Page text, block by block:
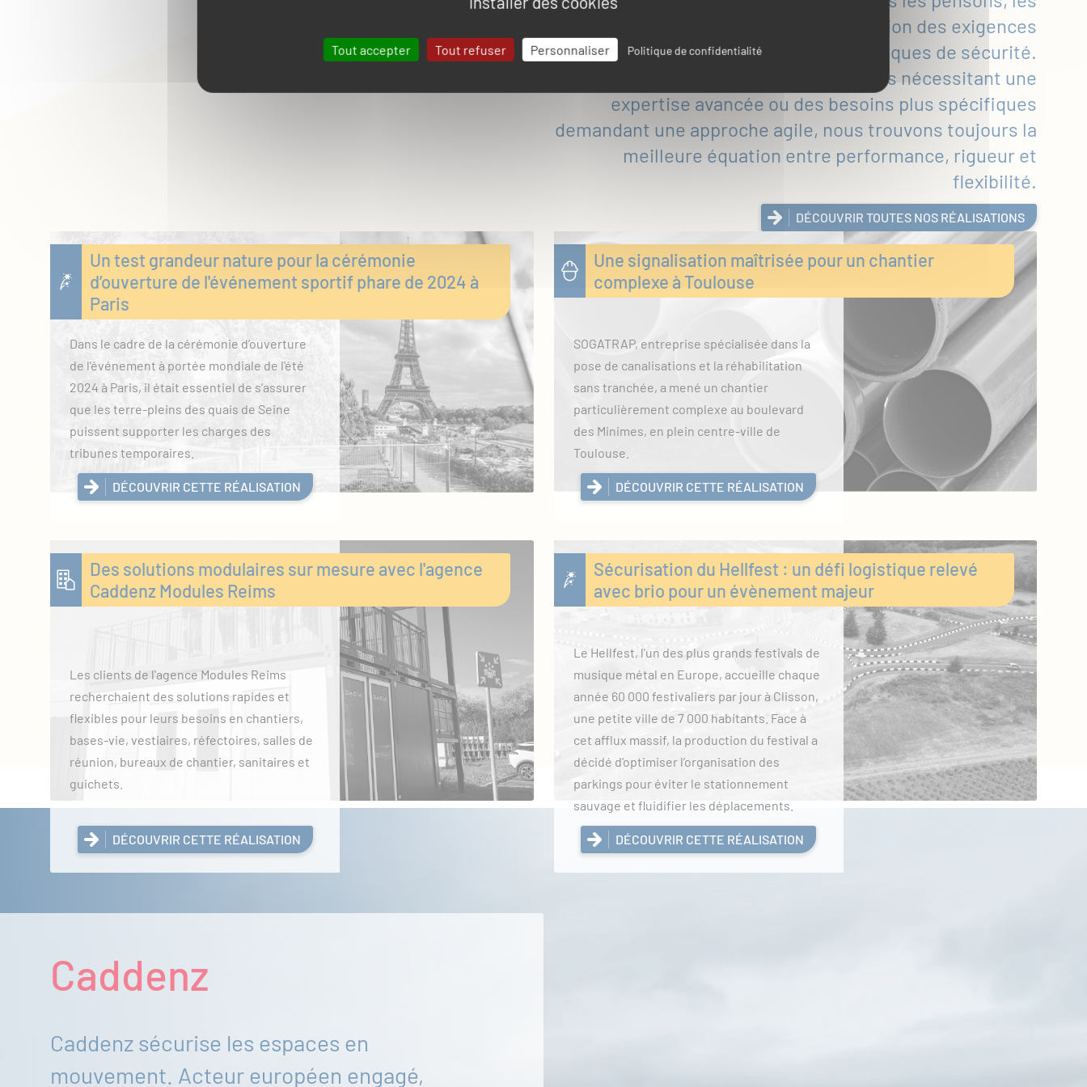
ajustons et les optimisons en fonction des exigences
spécifiques de sécurité.
Que ce soit pour des projets complexes nécessitant une
expertise avancée ou des besoins plus spécifiques
demandant une approche agile, nous trouvons toujours la
meilleure équation entre performance, rigueur et
flexibilité.
DÉCOUVRIR TOUTES NOS RÉALISATIONS
Un test grandeur nature pour la cérémonie
d’ouverture de l'événement sportif phare de 2024 à
Paris
Dans le cadre de la cérémonie d’ouverture
de l'événement à portée mondiale de l'été
2024 à Paris, il était essentiel de s’assurer
que les terre-pleins des quais de Seine
puissent supporter les charges des
tribunes temporaires.
DÉCOUVRIR CETTE RÉALISATION
Une signalisation maîtrisée pour un chantier
complexe à Toulouse
SOGATRAP, entreprise spécialisée dans la
pose de canalisations et la réhabilitation
sans tranchée, a mené un chantier
particulièrement complexe au boulevard
des Minimes, en plein centre-ville de
Toulouse.
DÉCOUVRIR CETTE RÉALISATION
Des solutions modulaires sur mesure avec l'agence
Caddenz Modules Reims
Les clients de l'agence Modules Reims
recherchaient des solutions rapides et
flexibles pour leurs besoins en chantiers,
bases-vie, vestiaires, réfectoires, salles de
réunion, bureaux de chantier, sanitaires et
guichets.
DÉCOUVRIR CETTE RÉALISATION
Sécurisation du Hellfest : un défi logistique relevé
avec brio pour un évènement majeur
Le Hellfest, l’un des plus grands festivals de
musique métal en Europe, accueille chaque
année 60 000 festivaliers par jour à Clisson,
une petite ville de 7 000 habitants. Face à
cet afflux massif, la production du festival a
décidé d’optimiser l’organisation des
parkings pour éviter le stationnement
sauvage et fluidifier les déplacements.
DÉCOUVRIR CETTE RÉALISATION
Caddenz
Caddenz sécurise les espaces en
mouvement. Acteur européen engagé,
Tout accepter Tout refuser Personnaliser Politique de confidentialité